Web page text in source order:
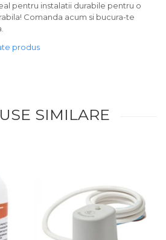
pentru instalatii durabile pentru o
Comanda acum si bucura-te
produs
SIMILARE